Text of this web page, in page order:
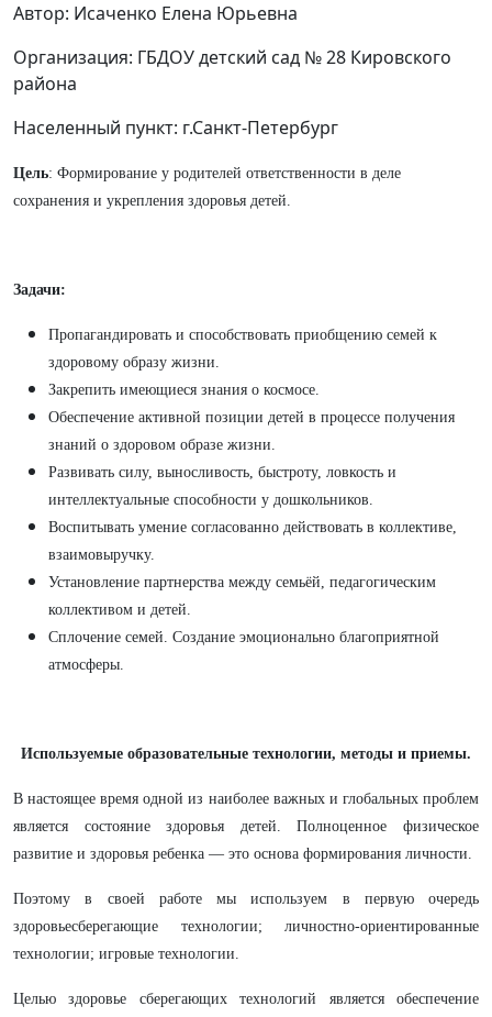
Автор: Исаченко Елена Юрьевна
Организация: ГБДОУ детский сад № 28 Кировского
района
Населенный пункт: г.Санкт-Петербург
Цель: Формирование у родителей ответственности в деле
сохранения и укрепления здоровья детей.
Задачи:
Пропагандировать и способствовать приобщению семей к
здоровому образу жизни.
Закрепить имеющиеся знания о космосе.
Обеспечение активной позиции детей в процессе получения
знаний о здоровом образе жизни.
Развивать силу, выносливость, быстроту, ловкость и
интеллектуальные способности у дошкольников.
Воспитывать умение согласованно действовать в коллективе,
взаимовыручку.
Установление партнерства между семьёй, педагогическим
коллективом и детей.
Сплочение семей. Создание эмоционально благоприятной
атмосферы.
Используемые образовательные технологии, методы и приемы.
В настоящее время одной из наиболее важных и глобальных проблем
является состояние здоровья детей. Полноценное физическое
развитие и здоровья ребенка — это основа формирования личности.
Поэтому в своей работе мы используем в первую очередь
здоровьесберегающие технологии; личностно-ориентированные
технологии; игровые технологии.
Целью здоровье сберегающих технологий является обеспечение